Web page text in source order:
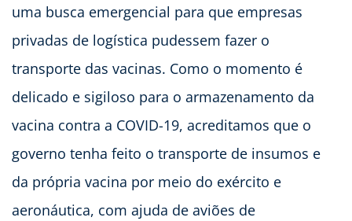
uma busca emergencial para que empresas
privadas de logística pudessem fazer o
transporte das vacinas. Como o momento é
delicado e sigiloso para o armazenamento da
vacina contra a COVID-19, acreditamos que o
governo tenha feito o transporte de insumos e
da própria vacina por meio do exército e
aeronáutica, com ajuda de aviões de